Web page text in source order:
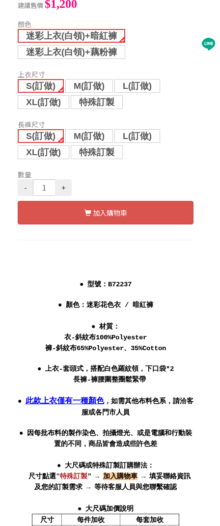
建議售價$1,200
顏色
迷彩上衣(白領)+暗紅褲
迷彩上衣(白領)+藕粉褲
上衣尺寸
S(訂做)
M(訂做)
L(訂做)
XL(訂做)
特殊訂製
長褲尺寸
S(訂做)
M(訂做)
L(訂做)
XL(訂做)
特殊訂製
數量
-
+
加入購物車
● 型號： B72237
● 顏色：迷彩花色衣 / 暗紅褲
● 材質：
衣-斜紋布100%Polyester
褲-斜紋布65%Polyester、35%Cotton
● 上衣-套頭式，搭配白色羅紋領 ，下口袋*2
長褲-褲腰圍整圈鬆緊帶
●此款上衣僅有一種顏色，如需其他布料色系，請洽客
服或各門市人員
● 因每批布料的製作染色、拍攝燈光、或是電腦和行動裝
置的不同，商品皆會造成些許色差
● 大尺碼或特殊訂製訂購辦法：
尺寸點選"特殊訂製" → 加入購物車 → 填妥聯絡資訊
及您的訂製需求 → 等待客服人員與您聯繫確認
● 大尺碼加價說明
尺寸
每件加收
每套加收